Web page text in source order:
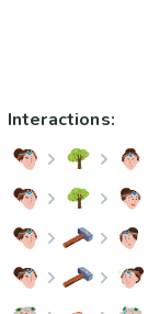
Interactions: